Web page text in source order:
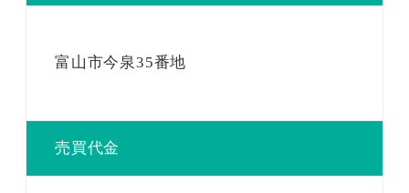
富山市今泉35番地
売買代金